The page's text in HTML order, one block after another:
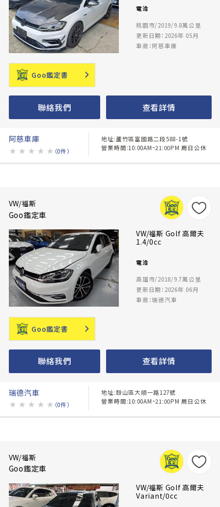
電洽
桃園市/2019/9.8萬公里
更新日期：2026年 05月
車商：阿慈車庫
Goo鑑定書
聯絡我們 查看詳情
阿慈車庫
★ ★ ★ ★ ★ （0件）
地址:蘆竹區富國路二段588-1號
營業時間:10:00AM~21:00PM 周日公休
VW/福斯
Goo鑑定車
VW/福斯 Golf 高爾夫
1.4/0cc
電洽
高雄市/2018/9.7萬公里
更新日期：2026年 06月
車商：瑞德汽車
Goo鑑定書
聯絡我們 查看詳情
瑞德汽車
★ ★ ★ ★ ★ （0件）
地址:鼓山區大順一路127號
營業時間:10:00AM~21:00PM 周日公休
VW/福斯
Goo鑑定車
VW/福斯 Golf 高爾夫
Variant/0cc